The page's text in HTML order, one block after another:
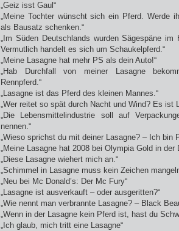
„Geiz isst Gaul“
„Meine Tochter wünscht sich ein Pferd. Werde
als Bausatz schenken.“
„Im Süden Deutschlands wurden Sägespäne im
Vermutlich handelt es sich um Schaukelpferd.“
„Meine Lasagne hat mehr PS als dein Auto!“
„Hab Durchfall von meiner Lasagne
Rennpferd.“
„Lasagne ist das Pferd des kleinen Mannes.“
„Wer reitet so spät durch Nacht und Wind? Es ist
„Die Lebensmittelindustrie soll auf
nennen.“
„Wieso sprichst du mit deiner Lasagne? – Ich bin
„Meine Lasagne hat 2008 bei Olympia Gold in der
„Diese Lasagne wiehert mich an.“
„Schimmel in Lasagne muss kein Zeichen
„Neu bei Mc Donald’s: Der Mc Fury“
„Lasagne ist ausverkauft – oder ausgeritten?“
„Wie nennt man verbrannte Lasagne? – Black
„Wenn in der Lasagne kein Pferd ist, hast du
„Ich glaub, mich tritt eine Lasagne“